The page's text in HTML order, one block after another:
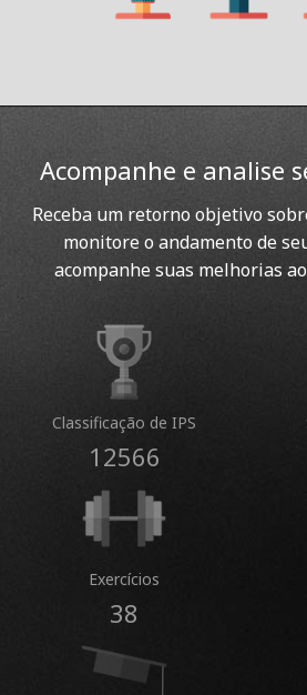
Acompanhe e analise
Receba um retorno objetivo
monitore o andamento de
acompanhe suas melhorias
Classificação de IPS
12566
Exercícios
38